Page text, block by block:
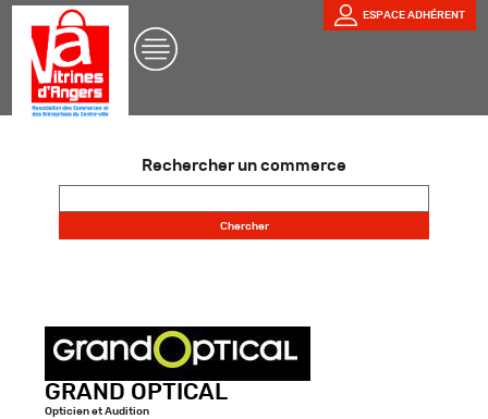
ESPACE ADHÉRENT
Rechercher un commerce
GRAND OPTICAL
Opticien et Audition